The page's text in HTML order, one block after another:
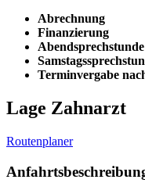
Abrechnung
Finanzierung
Abendsprechstunde
Terminvergabe
Lage Zahnarzt
Routenplaner